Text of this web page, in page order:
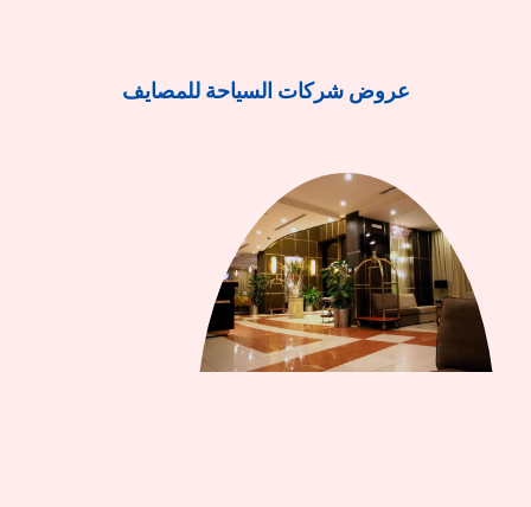
عروض شركات السياحة للمصايف